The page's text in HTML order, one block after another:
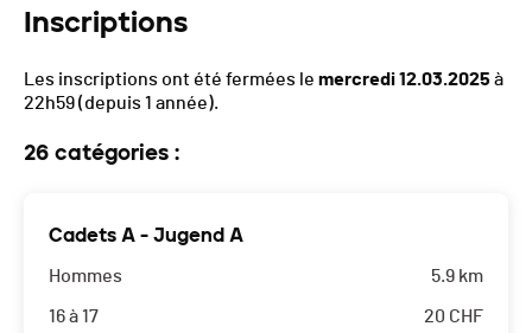
Inscriptions
Les inscriptions ont été fermées le mercredi 12.03.2025 à
22h59(depuis 1 année).
26 catégories :
Cadets A - Jugend A
Hommes
16 à 17
5.9 km
20 CHF